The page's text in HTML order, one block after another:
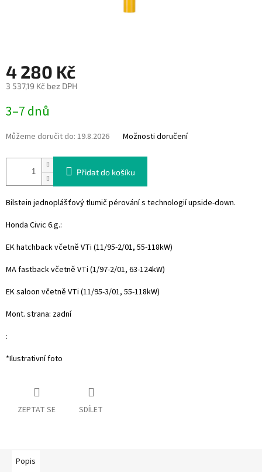
4 280 Kč
3 537,19 Kč bez DPH
cena:
3–7 dnů
Můžeme doručit do: 19.8.2026 Možnosti doručení
Přidat do košíku
Bilstein jednoplášťový tlumič pérování s technologií upside-down.
Honda Civic 6.g.:
EK hatchback včetně VTi (11/95-2/01, 55-118kW)
MA fastback včetně VTi (1/97-2/01, 63-124kW)
EK saloon včetně VTi (11/95-3/01, 55-118kW)
Mont. strana: zadní
:
*Ilustrativní foto
ZEPTAT SE SDÍLET
Popis